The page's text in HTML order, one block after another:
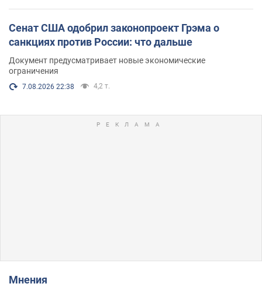
Сенат США одобрил законопроект Грэма о
санкциях против России: что дальше
Документ предусматривает новые экономические
ограничения
7.08.2026 22:38 4,2 т.
Мнения